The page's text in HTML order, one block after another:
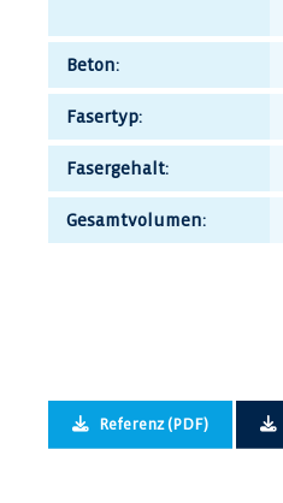
Beton:
Fasertyp:
Fasergehalt:
Gesamtvolumen:
Referenz (PDF)